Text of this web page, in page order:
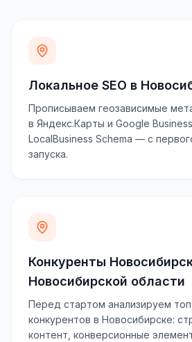
Локальное SEO в
Прописываем геозависимые
в Яндекс.Карты и Google
LocalBusiness Schema — с
запуска.
Конкуренты
Новосибирской области
Перед стартом анализируем
конкурентов в Новосибирске:
контент, конверсионные